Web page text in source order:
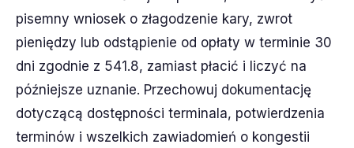
pisemny wniosek o złagodzenie kary, zwrot
pieniędzy lub odstąpienie od opłaty w terminie 30
dni zgodnie z 541.8, zamiast płacić i liczyć na
późniejsze uznanie. Przechowuj dokumentację
dotyczącą dostępności terminala, potwierdzenia
terminów i wszelkich zawiadomień o kongestii